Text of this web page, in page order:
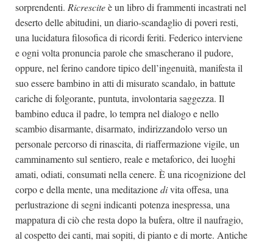
sorprendenti. Ricresciteè un libro di frammenti incastrati nel
deserto delle abitudini, un diario-scandaglio di poveri resti,
una lucidatura filosofica di ricordi feriti. Federico interviene
e ogni volta pronuncia parole che smascherano il pudore,
oppure, nel ferino candore tipico dell’ingenuità, manifesta il
suo essere bambino in atti di misurato scandalo, in battute
cariche di folgorante, puntuta, involontaria saggezza. Il
bambino educa il padre, lo tempra nel dialogo e nello
scambio disarmante, disarmato, indirizzandolo verso un
personale percorso di rinascita, di riaffermazione vigile, un
camminamento sul sentiero, reale e metaforico, dei luoghi
amati, odiati, consumati nella cenere. È una ricognizione del
corpo e della mente, una meditazionedivita offesa, una
perlustrazione di segni indicanti potenza inespressa, una
mappatura di ciò che resta dopo la bufera, oltre il naufragio,
al cospetto dei canti, mai sopiti, di pianto e di morte. Antiche